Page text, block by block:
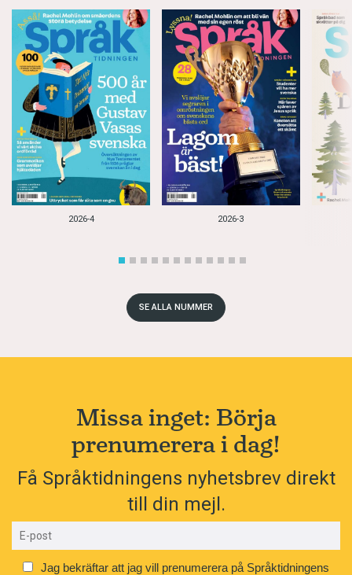
2026-4 2026-3
SE ALLA NUMMER
Missa inget: Börja
prenumerera i dag!
Få Språktidningens nyhetsbrev direkt
till din mejl.
Jag bekräftar att jag vill prenumerera på Språktidningens